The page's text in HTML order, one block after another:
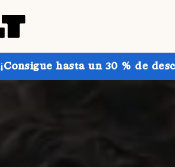
¡Consigue hasta un 30 % de